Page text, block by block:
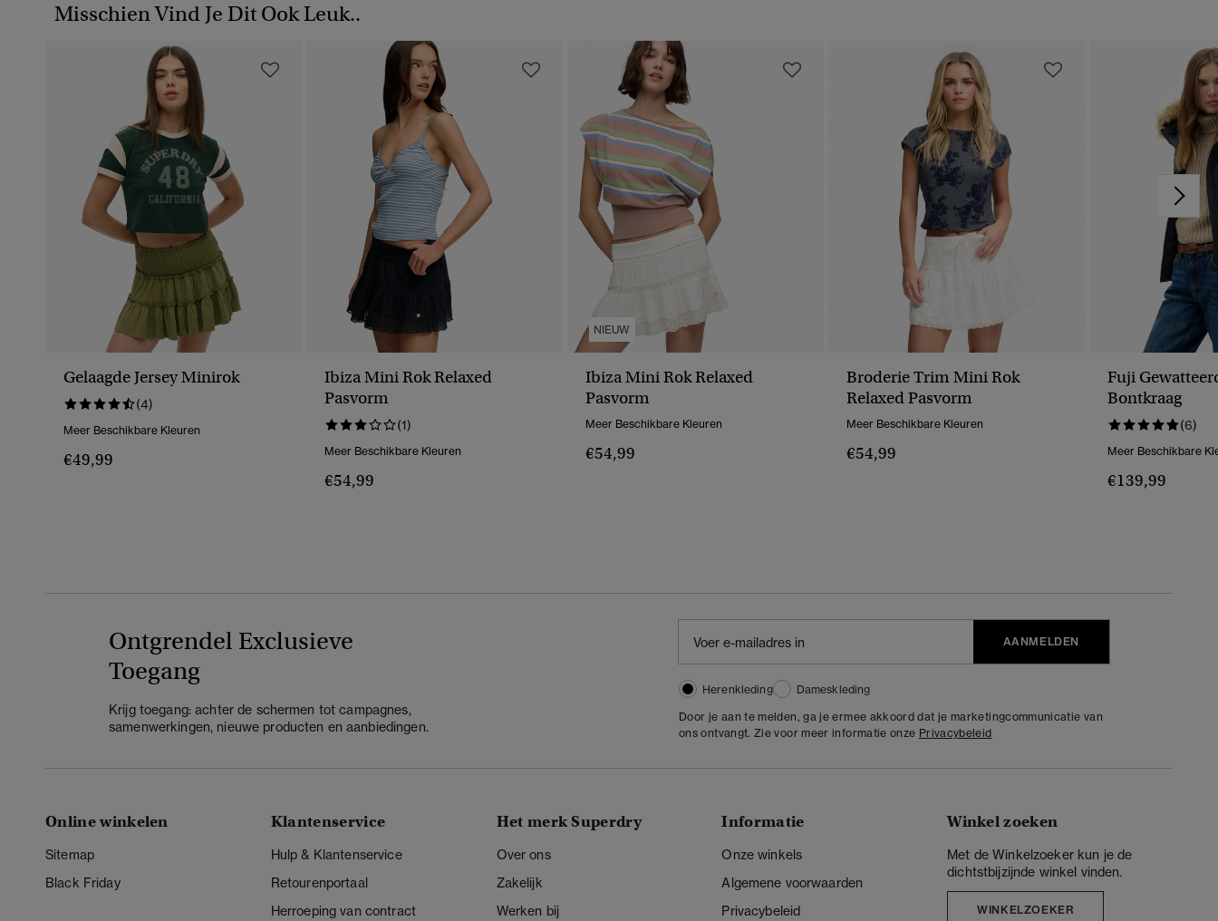
Misschien Vind Je Dit Ook Leuk..
Gelaagde Jersey Minirok
(4)
Meer Beschikbare Kleuren
€49,99
Ibiza Mini Rok Relaxed
Pasvorm
(1)
Meer Beschikbare Kleuren
€54,99
NIEUW
Ibiza Mini Rok Relaxed
Pasvorm
Meer Beschikbare Kleuren
€54,99
Broderie Trim Mini Rok
Relaxed Pasvorm
Meer Beschikbare Kleuren
€54,99
Fuji
Bontkraag
(6)
Meer Beschikbare
€139,99
Ontgrendel Exclusieve
Toegang
Krijg toegang: achter de schermen tot campagnes,
samenwerkingen, nieuwe producten en aanbiedingen.
AANMELDEN
Herenkleding
Dameskleding
Door je aan te melden, ga je ermee akkoord dat je marketingcommunicatie van
ons ontvangt. Zie voor meer informatie onze Privacybeleid
Online winkelen
Sitemap
Black Friday
Klantenservice
Hulp & Klantenservice
Retourenportaal
Herroeping van contract
Het merk Superdry
Over ons
Zakelijk
Werken bij
Informatie
Onze winkels
Algemene voorwaarden
Privacybeleid
Winkel zoeken
Met de Winkelzoeker kun je de
dichtstbijzijnde winkel vinden.
WINKELZOEKER